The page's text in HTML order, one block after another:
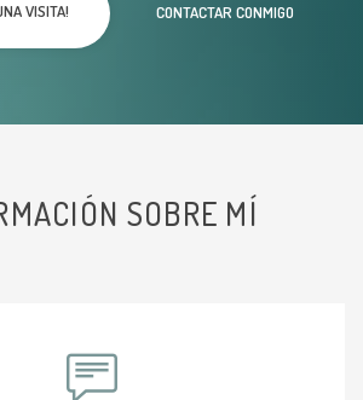
VISITA! CONTACTAR CONMIGO
SOBRE MÍ